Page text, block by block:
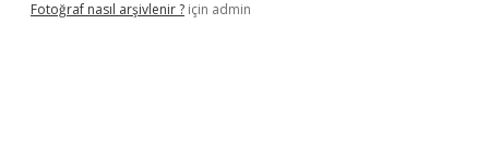
Fotoğraf nasıl arşivlenir ? için admin